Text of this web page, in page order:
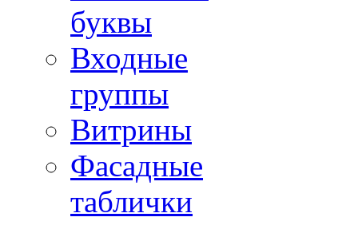
буквы
Входные
группы
Витрины
Фасадные
таблички